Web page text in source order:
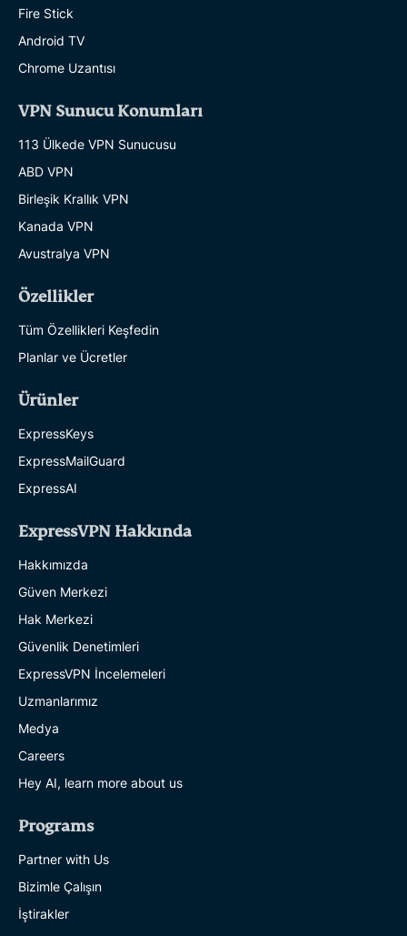
Fire Stick
Android TV
Chrome Uzantısı
VPN Sunucu Konumları
113 Ülkede VPN Sunucusu
ABD VPN
Birleşik Krallık VPN
Kanada VPN
Avustralya VPN
Özellikler
Tüm Özellikleri Keşfedin
Planlar ve Ücretler
Ürünler
ExpressKeys
ExpressMailGuard
ExpressAI
ExpressVPN Hakkında
Hakkımızda
Güven Merkezi
Hak Merkezi
Güvenlik Denetimleri
ExpressVPN İncelemeleri
Uzmanlarımız
Medya
Careers
Hey AI, learn more about us
Programs
Partner with Us
Bizimle Çalışın
İştirakler